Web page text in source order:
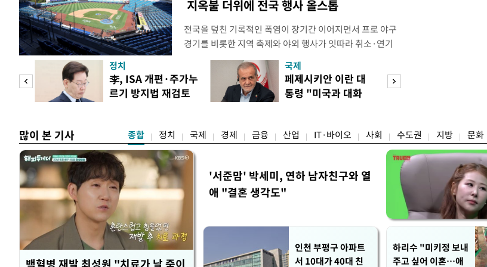
지옥불 더위에 전국 행사 올스톱
전국을 덮친 기록적인 폭염이 장기간 이어지면서 프로 야구
경기를 비롯한 지역 축제와 야외 행사가 잇따라 취소·연기
되고 있다. 골프장과 테니스장, 풋살장 등 야외 체육시설도
문을 닫거나 운영 시간을 단축하는 등 폭염 대응에 나섰다.
전문가들은 최근 폭염이 단순히 불쾌한 더위를 넘어 신체가
감당하기 어려운 수준에 이르렀다며 야외 활동 시 생명에 치
정치
李, ISA 개편·주가누
르기 방지법 재검토
국제
페제시키안 이란 대
통령 "미국과 대화
많이 본 기사 종합 정치 국제 경제 금융 산업 IT·바이오 사회 수도권 지방 문화
백혈병 재발 최성원 "치료가 날 죽이
'서준맘' 박세미, 연하 남자친구와 열
애 "결혼 생각도"
인천 부평구 아파트
서 10대가 40대 친
하리수 "미키정 보내
주고 싶어 이혼…애